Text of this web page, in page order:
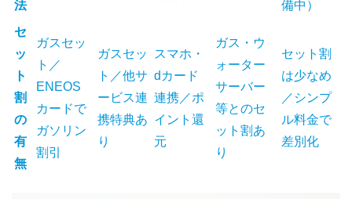
法
備中）
セ
ッ
ト
割
の
有
無
ガスセッ
ト／
ENEOS
カードで
ガソリン
割引
ガスセッ
ト／他サ
ービス連
携特典あ
り
スマホ・
dカード
連携／ポ
イント還
元
ガス・ウ
ォーター
サーバー
等とのセ
ット割あ
り
セット割
は少なめ
／シンプ
ル料金で
差別化